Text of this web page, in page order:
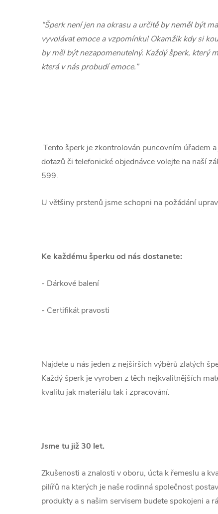
“Šperk není jen na okrasu a určitě by neměl být
vyvolávat emoce a vzpomínku! Okamžik kdy si
by měl být nezapomenutelný. Každý šperk, který
která v nás probudí emoce.”
Tento šperk je zkontrolován puncovním úřadem
dotazů či telefonické objednávce volejte na naší
599.
U většiny prstenů jsme schopni na požádání
Ke každému šperku od nás dostanete:
- Dárkové balení
- Certifikát pravosti
Najdete u nás jeden z nejširších výběrů zlatých
Každý šperk je vyroben z těch nejkvalitnějších
kvalitu jak materiálu tak i zpracování.
Jsme tu již 30 let.
Zkušenosti a znalosti v oboru, úcta k řemeslu a
pilířů na kterých je naše rodinná společnost
produkty a s našim servisem budete spokojeni a